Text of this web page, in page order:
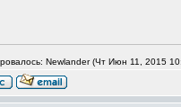
Newlander (Чт Июн 11, 2015